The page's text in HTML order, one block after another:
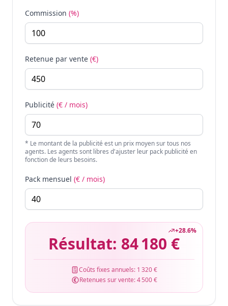
Commission (%)
Retenue par vente (€)
Publicité (€ / mois)
* Le montant de la publicité est un prix moyen sur tous nos
agents. Les agents sont libres d'ajuster leur pack publicité en
fonction de leurs besoins.
Pack mensuel (€ / mois)
+28.6%
Résultat: 84 180 €
Coûts fixes annuels: 1 320 €
Retenues sur vente:4 500 €